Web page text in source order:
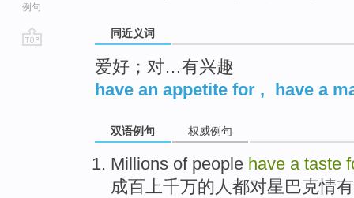
例句
同近义词
爱好；对…有兴趣
have an appetite for , have a
双语例句 权威例句
Millions of people have a taste
成百上千万的 人都对星巴克情